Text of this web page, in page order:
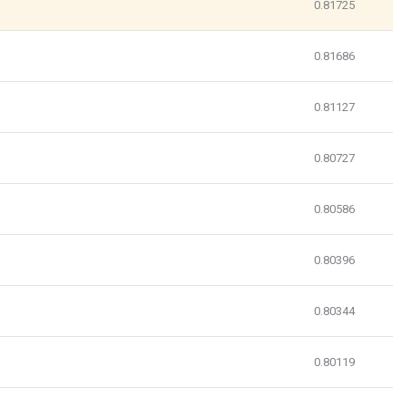
닫기 재발송
확인
무상 또는 기술상 특별한 지장이 없는 한 연중무휴, 1년 24시간 서비스
콘 인재풀’에 등록 시 제공한 개인정보는 별도의 가공이나 수정 없이 “기
공한다.
사"는 이들 “기업회원”에게 무료/유료로 이력서 열람 서비스를 제공할
제공하기 위해 테스트 및 모니터링 용도로 "사이트" 운영자가 ‘데이콘
제공 동의 등)
이나 단체로부터 개인정보를 제공받을 수 있으며, 이러한 경우에는 정보
PC웹, 모바일 웹/앱 이용 과정에서 자동으로 생성되어 수집될 수 있습
비스(모바일 웹/앱 포함)의 회원관리, 서비스 개발·제공 및 향상, 안전한
목적으로만 개인정보를 이용합니다.
및 법정대리인의 본인 확인, 이용자 식별, 회원탈퇴 의사의 확인 등 회원
고 포함)에 더하여, 인구통계학적 분석, 서비스 방문 및 이용기록의 분
이용자간 관계의 형성, 지인 및 관심사 등에 기반한 맞춤형 서비스 제공
기존 서비스 개선 등을 위하여 개인정보를 이용합니다.
0.81725
0.81686
0.81127
0.80727
0.80586
0.80396
0.80344
0.80119